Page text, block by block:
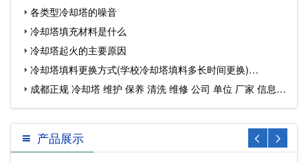
各类型冷却塔的噪音
冷却塔填充材料是什么
冷却塔起火的主要原因
冷却塔填料更换方式(学校冷却塔填料多长时间更换)…
成都正规 冷却塔 维护 保养 清洗 维修 公司 单位 厂家 信息…
产品展示